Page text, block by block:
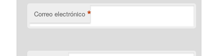
Correo electrónico *